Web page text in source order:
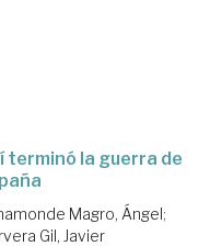
terminó la guerra de
Magro, Ángel;
Gil, Javier